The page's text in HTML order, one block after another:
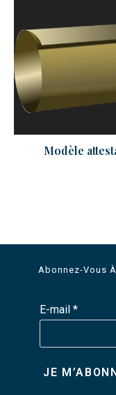
Modèle
Abonnez-Vous
E-mail*